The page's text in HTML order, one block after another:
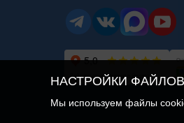
НАСТРОЙКИ ФАЙЛОВ
Мы используем файлы